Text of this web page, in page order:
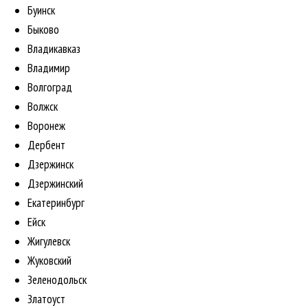
Буинск
Быково
Владикавказ
Владимир
Волгоград
Волжск
Воронеж
Дербент
Дзержинск
Дзержинский
Екатеринбург
Ейск
Жигулевск
Жуковский
Зеленодольск
Златоуст